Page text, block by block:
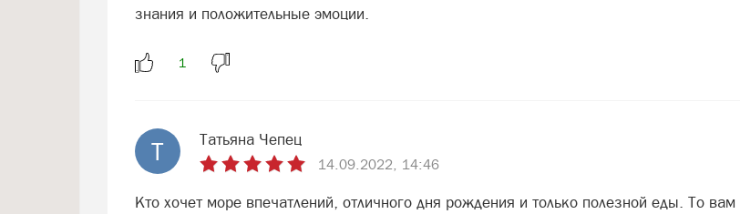
знания и положительные эмоции.
Т Татьяна Чепец
14.09.2022, 14:46
Кто хочет море впечатлений, отличного дня рождения и только полезной еды. То вам